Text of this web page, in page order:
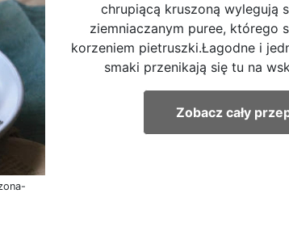
chrupiącą kruszoną wylegują
ziemniaczanym puree, którego
korzeniem pietruszki.Łagodne i
smaki przenikają się tu na
Zobacz cały